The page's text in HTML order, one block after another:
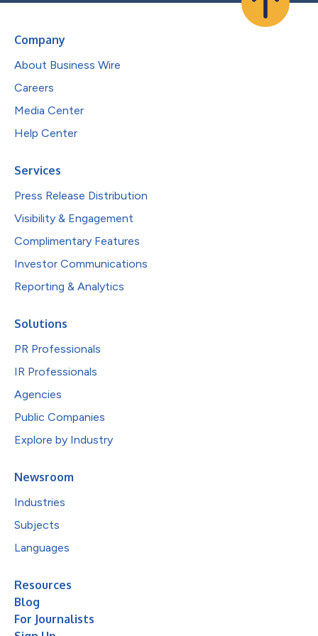
Company
About Business Wire
Careers
Media Center
Help Center
Services
Press Release Distribution
Visibility & Engagement
Complimentary Features
Investor Communications
Reporting & Analytics
Solutions
PR Professionals
IR Professionals
Agencies
Public Companies
Explore by Industry
Newsroom
Industries
Subjects
Languages
Resources
Blog
For Journalists